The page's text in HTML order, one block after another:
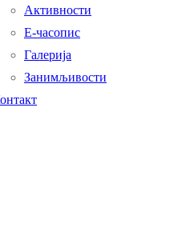
Активности
Е-часопис
Галерија
Занимљивости